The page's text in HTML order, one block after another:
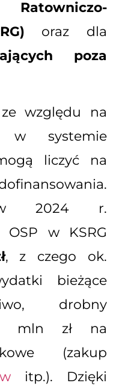
oraz dla
poza
względu na
w systemie
liczyć na
w 2024 r.
OSP w KSRG
, z czego ok.
bieżące
drobny
mln zł na
(zakup
itp.). Dzięki